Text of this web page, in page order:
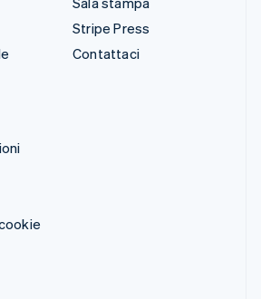
Stripe Press
Contattaci